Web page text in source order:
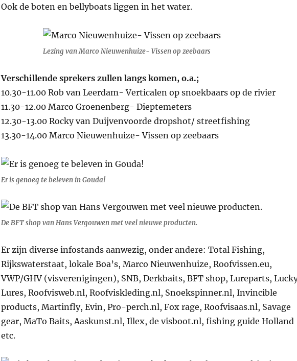
Ook de boten en bellyboats liggen in het water.
Lezing van Marco Nieuwenhuize- Vissen op zeebaars
Verschillende sprekers zullen langs komen, o.a.;
10.30-11.00 Rob van Leerdam- Verticalen op snoekbaars op de rivier
11.30-12.00 Marco Groenenberg- Dieptemeters
12.30-13.00 Rocky van Duijvenvoorde dropshot/ streetfishing
13.30-14.00 Marco Nieuwenhuize- Vissen op zeebaars
Er is genoeg te beleven in Gouda!
De BFT shop van Hans Vergouwen met veel nieuwe producten.
Er zijn diverse infostands aanwezig, onder andere: Total Fishing,
Rijkswaterstaat, lokale Boa’s, Marco Nieuwenhuize, Roofvissen.eu,
VWP/GHV (visverenigingen), SNB, Derkbaits, BFT shop, Lureparts,
Lures, Roofvisweb.nl, Roofviskleding.nl, Snoekspinner.nl, Invincible
products, Martinfly, Evin, Pro-perch.nl, Fox rage, Roofvisaas.nl, Savage
gear, MaTo Baits, Aaskunst.nl, Illex, de visboot.nl, fishing guide Holland
etc.